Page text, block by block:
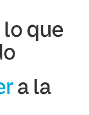
que
a la